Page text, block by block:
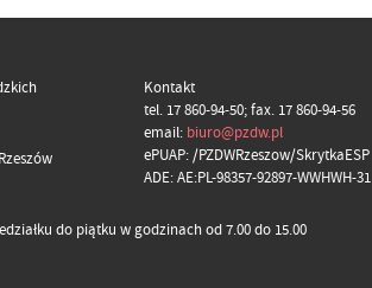
Kontakt
tel. 17 860-94-50; fax. 17 860-94-56
email: biuro@pzdw.pl
ePUAP: /PZDWRzeszow/SkrytkaESP
ADE: AE:PL-98357-92897-WWHWH-31
do piątku w godzinach od 7.00 do 15.00